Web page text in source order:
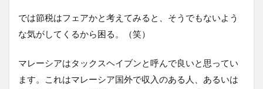
では節税はフェアかと考えてみると、そうでもないよう
な気がしてくるから困る。（笑）
マレーシアはタックスヘイブンと呼んで良いと思ってい
ます。これはマレーシア国外で収入のある人、あるいは